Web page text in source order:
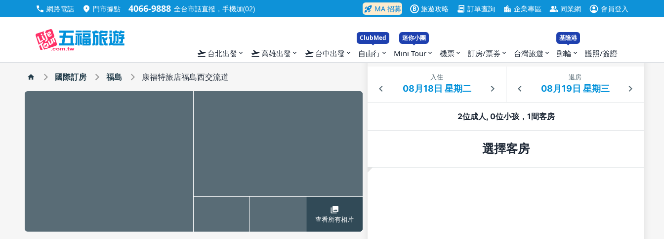
call 網路電話 location_on 門市據點 4066-9888 全台市話直撥，手機加(02) rocket_launch MA 招募 B 旅遊攻略 contract 訂單查詢 location_city 企業專區 group 同業網 account_circle 會員登入
flight_takeoff 台北出發 expand_more flight_takeoff高雄出發 expand_more flight_takeoff 台中出發 expand_more
ClubMed
自由行 expand_more
迷你小團
Mini Tour expand_more 機票 expand_more 訂房/票券 expand_more 台灣旅遊 expand_more
基隆港
郵輪 expand_more 護照/簽證
國際訂房 福島 康福特旅店福島西交流道
查看所有相片
入住 退房
2位成人, 0位小孩，1間客房
選擇客房